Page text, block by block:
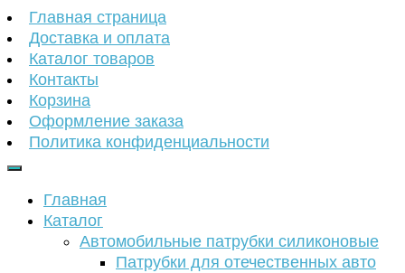
Главная страница
Доставка и оплата
Каталог товаров
Контакты
Корзина
Оформление заказа
Политика конфиденциальности
Главная
Каталог
Автомобильные патрубки силиконовые
Патрубки для отечественных авто